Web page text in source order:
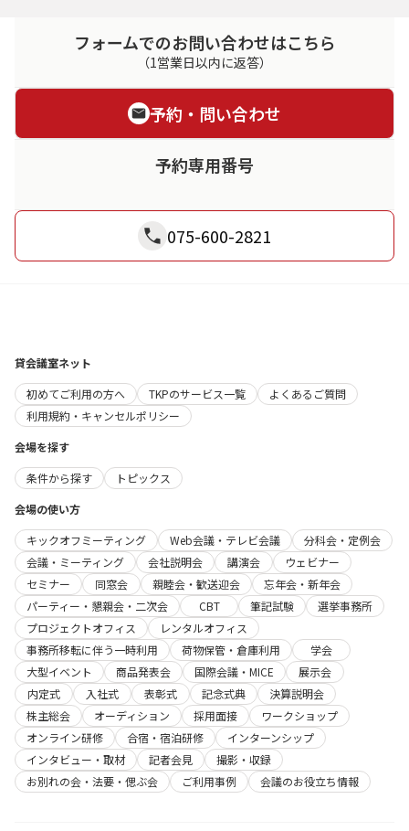
フォームでのお問い合わせはこちら
（1営業日以内に返答）
予約・問い合わせ
予約専用番号
075-600-2821
貸会議室ネット
初めてご利用の方へ
TKPのサービス一覧
よくあるご質問
利用規約・キャンセルポリシー
会場を探す
条件から探す
トピックス
会場の使い方
キックオフミーティング
Web会議・テレビ会議
分科会・定例会
会議・ミーティング
会社説明会 講演会
ウェビナー
セミナー
同窓会 親睦会・歓送迎会
忘年会・新年会
パーティー・懇親会・二次会
CBT 筆記試験
選挙事務所
プロジェクトオフィス
レンタルオフィス
事務所移転に伴う一時利用
荷物保管・倉庫利用
学会
大型イベント
商品発表会 国際会議・MICE
展示会
内定式
入社式 表彰式 記念式典
決算説明会
株主総会
オーディション 採用面接
ワークショップ
オンライン研修
合宿・宿泊研修
インターンシップ
インタビュー・取材
記者会見
撮影・収録
お別れの会・法要・偲ぶ会
ご利用事例 会議のお役立ち情報